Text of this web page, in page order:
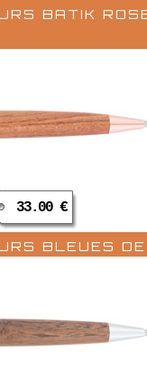
batik
33.00 €
bleues